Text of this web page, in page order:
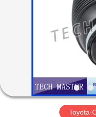
PRODUCTEN
OVER
ONS
Toyota-